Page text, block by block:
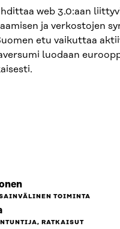
web 3.0:aan
ja verkostojen
etu vaikuttaa
luodaan
TOIMINTA
RATKAISUT